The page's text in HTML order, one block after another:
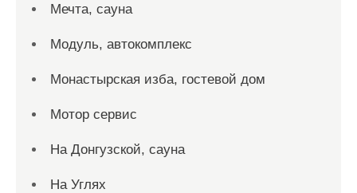
Мечта, сауна
Модуль, автокомплекс
Монастырская изба, гостевой дом
Мотор сервис
На Донгузской, сауна
На Углях